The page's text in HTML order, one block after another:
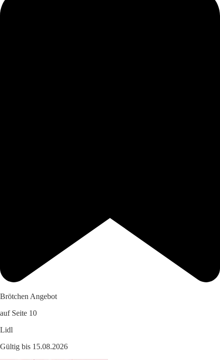
Brötchen Angebot
auf Seite 10
Lidl
Gültig bis 15.08.2026